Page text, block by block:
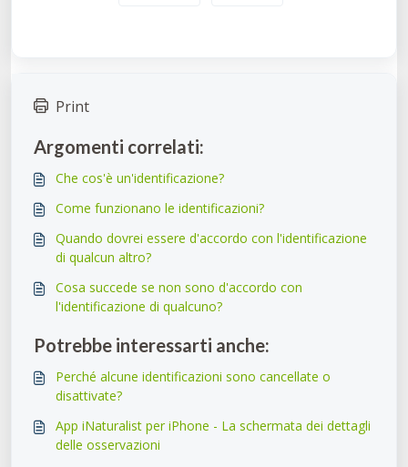
Print
Argomenti correlati:
Che cos'è un'identificazione?
Come funzionano le identificazioni?
Quando dovrei essere d'accordo con l'identificazione
di qualcun altro?
Cosa succede se non sono d'accordo con
l'identificazione di qualcuno?
Potrebbe interessarti anche:
Perché alcune identificazioni sono cancellate o
disattivate?
App iNaturalist per iPhone - La schermata dei dettagli
delle osservazioni